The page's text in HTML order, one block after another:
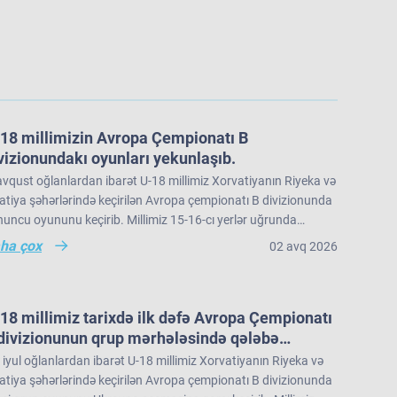
millimizin Avropa Çempionatı B
oyunları yekunlaşıb.
oğlanlardan ibarət U-18 millimiz Xorvatiyanın Riyeka və
şəhərlərində keçirilən Avropa çempionatı B divizionunda
oyununu keçirib. Millimiz 15-16-cı yerlər uğrunda
İslandiya seçməsinə 73:91 hesabı ilə məğlub olub və
çempionatı B divizionunu 22 komanda arasında 16-cı
çox 02 avq 2026
millimiz tarixdə ilk dəfə Avropa Çempionatı
qrup mərhələsində qələbə
iyul oğlanlardan ibarət U-18 millimiz Xorvatiyanın Riyeka və
şəhərlərində keçirilən Avropa çempionatı B divizionunda